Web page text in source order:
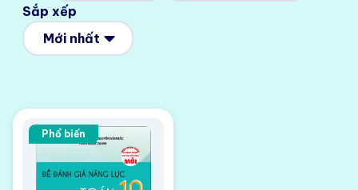
Sắp xếp
Mới nhất
Phổ biến